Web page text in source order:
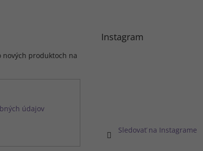
nových produktoch na
údajov
Instagram
Sledovať na Instagrame